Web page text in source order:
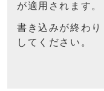
が適用されます。
書き込みが終わ
してください。